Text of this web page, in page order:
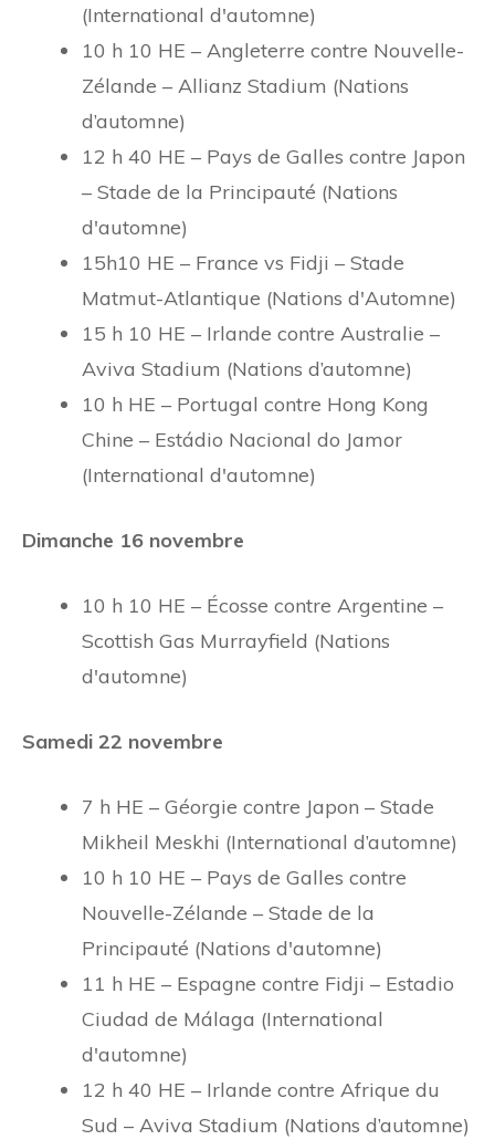
(International d'automne)
10 h 10 HE – Angleterre contre Nouvelle-
Zélande – Allianz Stadium (Nations
d’automne)
12 h 40 HE – Pays de Galles contre Japon
– Stade de la Principauté (Nations
d'automne)
15h10 HE – France vs Fidji – Stade
Matmut-Atlantique (Nations d'Automne)
15 h 10 HE – Irlande contre Australie –
Aviva Stadium (Nations d’automne)
10 h HE – Portugal contre Hong Kong
Chine – Estádio Nacional do Jamor
(International d'automne)
Dimanche 16 novembre
10 h 10 HE – Écosse contre Argentine –
Scottish Gas Murrayfield (Nations
d'automne)
Samedi 22 novembre
7 h HE – Géorgie contre Japon – Stade
Mikheil Meskhi (International d’automne)
10 h 10 HE – Pays de Galles contre
Nouvelle-Zélande – Stade de la
Principauté (Nations d'automne)
11 h HE – Espagne contre Fidji – Estadio
Ciudad de Málaga (International
d'automne)
12 h 40 HE – Irlande contre Afrique du
Sud – Aviva Stadium (Nations d’automne)